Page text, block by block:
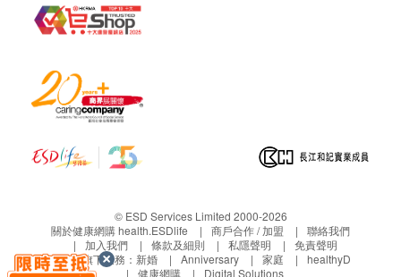
© ESD Services Limited 2000-2026
關於健康網購 health.ESDlife
商戶合作 / 加盟
聯絡我們
加入我們
條款及細則 私隱聲明
免責聲明
生活易旗下業務： 新婚 Anniversary 家庭
healthyD
健康網購
Digital Solutions